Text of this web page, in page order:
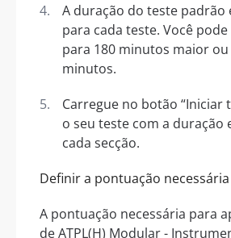
A duração do teste padrão
para cada teste. Você
para 180 minutos maior ou
minutos.
Carregue no botão “Iniciar
o seu teste com a duração
cada secção.
Definir a pontuação
A pontuação necessária para
de ATPL(H) Modular -